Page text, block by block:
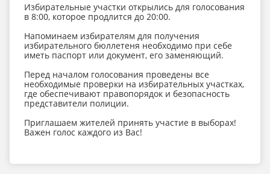
Избирательные участки открылись для голосования
в 8:00, которое продлится до 20:00.
Напоминаем избирателям для получения
избирательного бюллетеня необходимо при себе
иметь паспорт или документ, его заменяющий.
Перед началом голосования проведены все
необходимые проверки на избирательных участках,
где обеспечивают правопорядок и безопасность
представители полиции.
Приглашаем жителей принять участие в выборах!
Важен голос каждого из Вас!